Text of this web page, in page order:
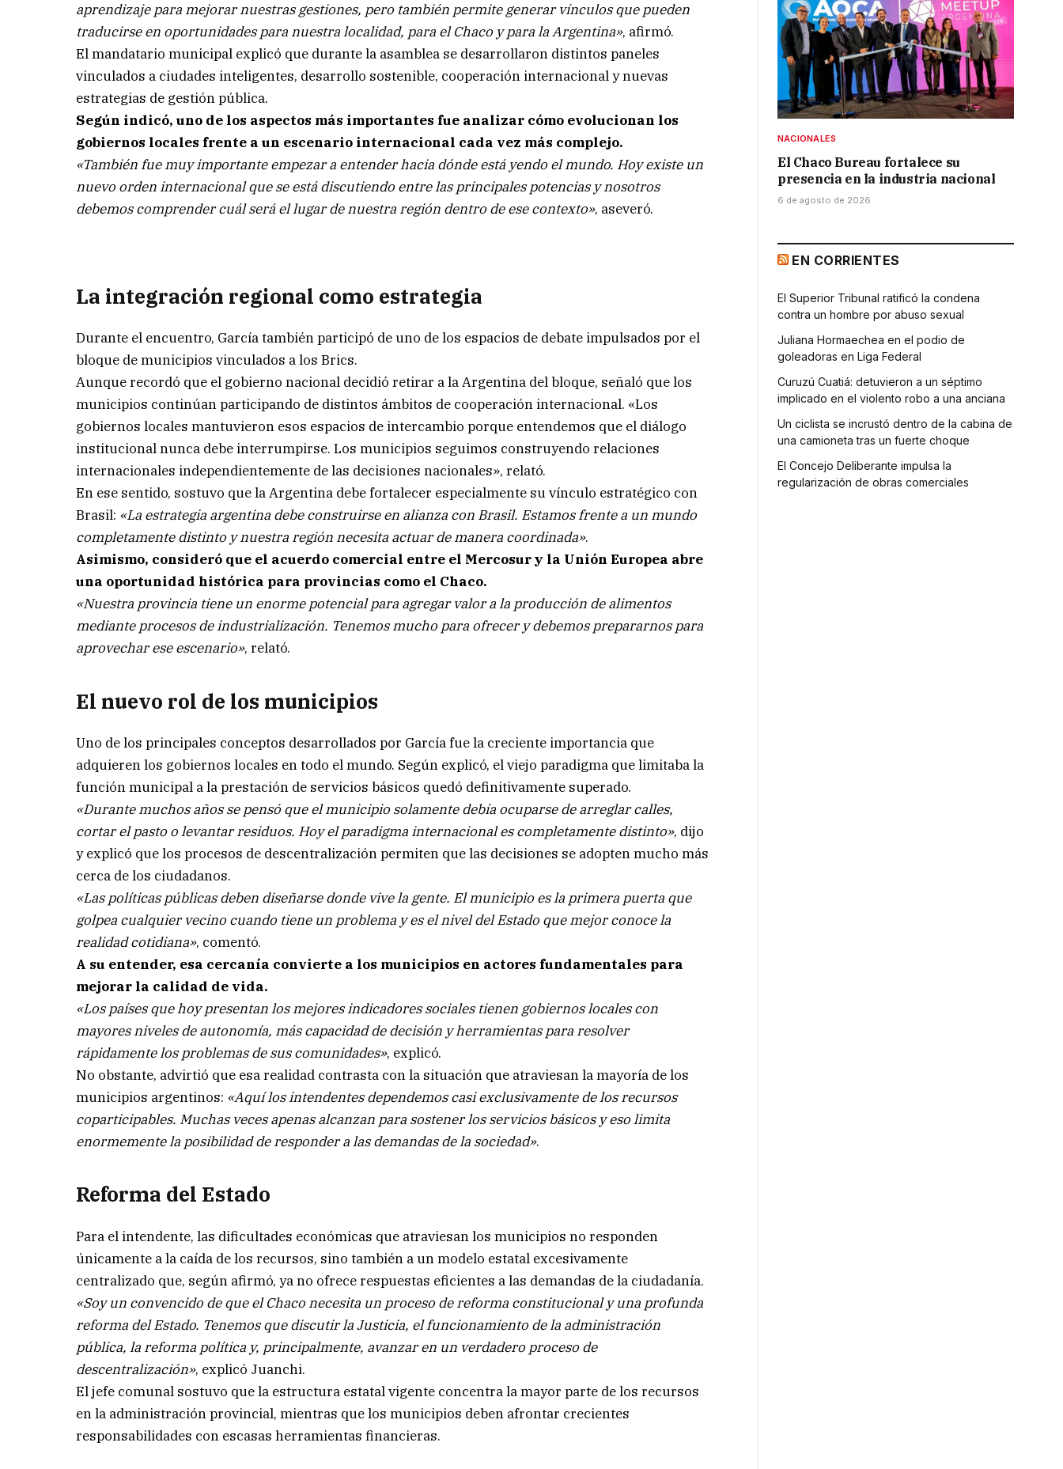
aprendizaje para mejorar nuestras gestiones, pero también permite generar vínculos que pueden
traducirse en oportunidades para nuestra localidad, para el Chaco y para la Argentina», afirmó.
El mandatario municipal explicó que durante la asamblea se desarrollaron distintos paneles
vinculados a ciudades inteligentes, desarrollo sostenible, cooperación internacional y nuevas
estrategias de gestión pública.
Según indicó, uno de los aspectos más importantes fue analizar cómo evolucionan los
gobiernos locales frente a un escenario internacional cada vez más complejo.
«También fue muy importante empezar a entender hacia dónde está yendo el mundo. Hoy existe un
nuevo orden internacional que se está discutiendo entre las principales potencias y nosotros
debemos comprender cuál será el lugar de nuestra región dentro de ese contexto», aseveró.
La integración regional como estrategia
Durante el encuentro, García también participó de uno de los espacios de debate impulsados por el
bloque de municipios vinculados a los Brics.
Aunque recordó que el gobierno nacional decidió retirar a la Argentina del bloque, señaló que los
municipios continúan participando de distintos ámbitos de cooperación internacional. «Los
gobiernos locales mantuvieron esos espacios de intercambio porque entendemos que el diálogo
institucional nunca debe interrumpirse. Los municipios seguimos construyendo relaciones
internacionales independientemente de las decisiones nacionales», relató.
En ese sentido, sostuvo que la Argentina debe fortalecer especialmente su vínculo estratégico con
Brasil: «La estrategia argentina debe construirse en alianza con Brasil. Estamos frente a un mundo
completamente distinto y nuestra región necesita actuar de manera coordinada».
Asimismo, consideró que el acuerdo comercial entre el Mercosur y la Unión Europea abre
una oportunidad histórica para provincias como el Chaco.
«Nuestra provincia tiene un enorme potencial para agregar valor a la producción de alimentos
mediante procesos de industrialización. Tenemos mucho para ofrecer y debemos prepararnos para
aprovechar ese escenario», relató.
El nuevo rol de los municipios
Uno de los principales conceptos desarrollados por García fue la creciente importancia que
adquieren los gobiernos locales en todo el mundo. Según explicó, el viejo paradigma que limitaba la
función municipal a la prestación de servicios básicos quedó definitivamente superado.
«Durante muchos años se pensó que el municipio solamente debía ocuparse de arreglar calles,
cortar el pasto o levantar residuos. Hoy el paradigma internacional es completamente distinto», dijo
y explicó que los procesos de descentralización permiten que las decisiones se adopten mucho más
cerca de los ciudadanos.
«Las políticas públicas deben diseñarse donde vive la gente. El municipio es la primera puerta que
golpea cualquier vecino cuando tiene un problema y es el nivel del Estado que mejor conoce la
realidad cotidiana», comentó.
A su entender, esa cercanía convierte a los municipios en actores fundamentales para
mejorar la calidad de vida.
«Los países que hoy presentan los mejores indicadores sociales tienen gobiernos locales con
mayores niveles de autonomía, más capacidad de decisión y herramientas para resolver
rápidamente los problemas de sus comunidades», explicó.
No obstante, advirtió que esa realidad contrasta con la situación que atraviesan la mayoría de los
municipios argentinos: «Aquí los intendentes dependemos casi exclusivamente de los recursos
coparticipables. Muchas veces apenas alcanzan para sostener los servicios básicos y eso limita
enormemente la posibilidad de responder a las demandas de la sociedad».
Reforma del Estado
Para el intendente, las dificultades económicas que atraviesan los municipios no responden
únicamente a la caída de los recursos, sino también a un modelo estatal excesivamente
centralizado que, según afirmó, ya no ofrece respuestas eficientes a las demandas de la ciudadanía.
«Soy un convencido de que el Chaco necesita un proceso de reforma constitucional y una profunda
reforma del Estado. Tenemos que discutir la Justicia, el funcionamiento de la administración
pública, la reforma política y, principalmente, avanzar en un verdadero proceso de
descentralización», explicó Juanchi.
El jefe comunal sostuvo que la estructura estatal vigente concentra la mayor parte de los recursos
en la administración provincial, mientras que los municipios deben afrontar crecientes
responsabilidades con escasas herramientas financieras.
NACIONALES
El Chaco Bureau fortalece su
presencia en la industria nacional
6 de agosto de 2026
EN CORRIENTES
El Superior Tribunal ratificó la condena
contra un hombre por abuso sexual
Juliana Hormaechea en el podio de
goleadoras en Liga Federal
Curuzú Cuatiá: detuvieron a un séptimo
implicado en el violento robo a una anciana
Un ciclista se incrustó dentro de la cabina de
una camioneta tras un fuerte choque
El Concejo Deliberante impulsa la
regularización de obras comerciales